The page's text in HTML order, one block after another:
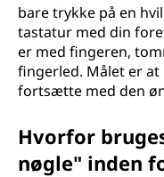
bare trykke på en
tastatur med din
er med fingeren,
fingerled. Målet er
fortsætte med den
Hvorfor
nøgle" inden